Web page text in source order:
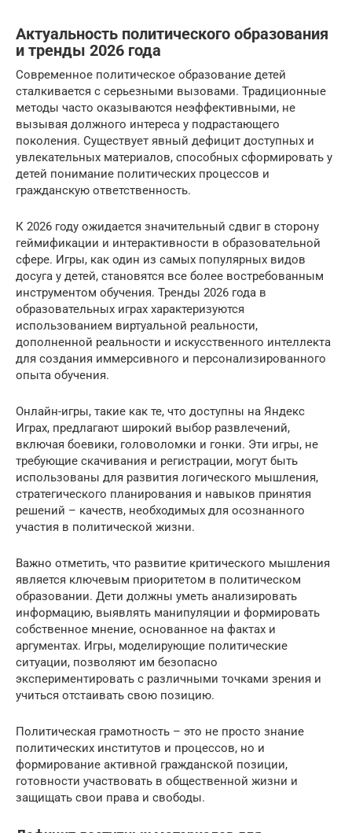
Актуальность политического образования
и тренды 2026 года
Современное политическое образование детей
сталкивается с серьезными вызовами. Традиционные
методы часто оказываются неэффективными, не
вызывая должного интереса у подрастающего
поколения. Существует явный дефицит доступных и
увлекательных материалов, способных сформировать у
детей понимание политических процессов и
гражданскую ответственность.
К 2026 году ожидается значительный сдвиг в сторону
геймификации и интерактивности в образовательной
сфере. Игры, как один из самых популярных видов
досуга у детей, становятся все более востребованным
инструментом обучения. Тренды 2026 года в
образовательных играх характеризуются
использованием виртуальной реальности,
дополненной реальности и искусственного интеллекта
для создания иммерсивного и персонализированного
опыта обучения.
Онлайн-игры, такие как те, что доступны на Яндекс
Играх, предлагают широкий выбор развлечений,
включая боевики, головоломки и гонки. Эти игры, не
требующие скачивания и регистрации, могут быть
использованы для развития логического мышления,
стратегического планирования и навыков принятия
решений – качеств, необходимых для осознанного
участия в политической жизни.
Важно отметить, что развитие критического мышления
является ключевым приоритетом в политическом
образовании. Дети должны уметь анализировать
информацию, выявлять манипуляции и формировать
собственное мнение, основанное на фактах и
аргументах. Игры, моделирующие политические
ситуации, позволяют им безопасно
экспериментировать с различными точками зрения и
учиться отстаивать свою позицию.
Политическая грамотность – это не просто знание
политических институтов и процессов, но и
формирование активной гражданской позиции,
готовности участвовать в общественной жизни и
защищать свои права и свободы.